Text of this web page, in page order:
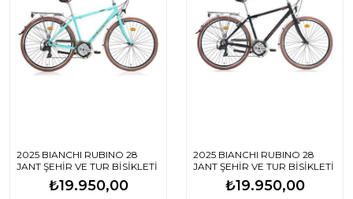
2025 BIANCHI RUBINO 28
JANT ŞEHİR VE TUR BİSİKLETİ
₺19.950,00
2025 BIANCHI RUBINO 28
JANT ŞEHİR VE TUR BİSİKLETİ
₺19.950,00